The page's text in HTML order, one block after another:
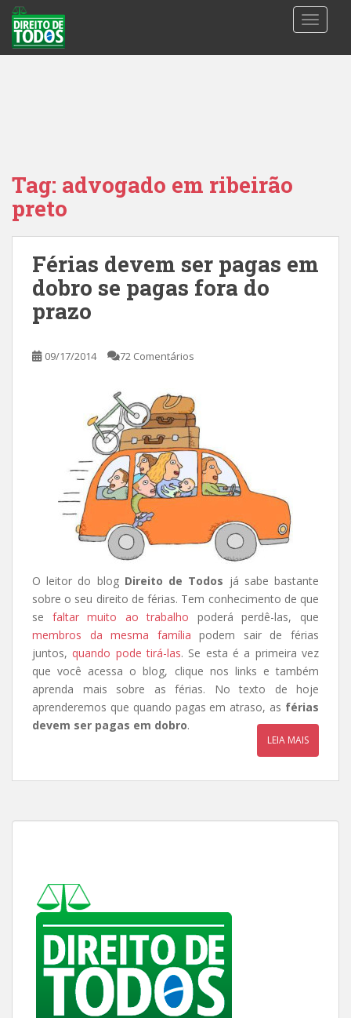
Tag: advogado em ribeirão
preto
Férias devem ser pagas em
dobro se pagas fora do
prazo
09/17/2014 72 Comentários
O leitor do blog Direito de Todos já sabe bastante
sobre o seu direito de férias. Tem conhecimento de que
se faltar muito ao trabalho poderá perdê-las, que
membros da mesma família podem sair de férias
juntos,quando pode tirá-las. Se esta é a primeira vez
que você acessa o blog, clique nos links e também
aprenda mais sobre as férias. No texto de hoje
aprenderemos que quando pagas em atraso, as férias
devem ser pagas em dobro.
LEIA MAIS